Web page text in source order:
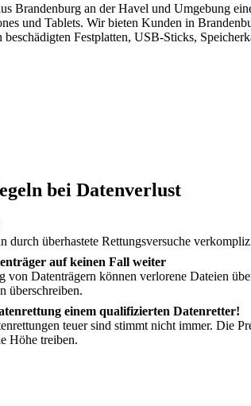
Brandenburg an der Havel und Umgebung
und Tablets. Wir bieten Kunden in
Festplatten, USB-Sticks,
bei Datenverlust
durch überhastete Rettungsversuche
auf keinen Fall weiter
von Datenträgern können verlorene Dateien
überschreiben.
einem qualifizierten Datenretter!
teuer sind stimmt nicht immer. Die
Höhe treiben.